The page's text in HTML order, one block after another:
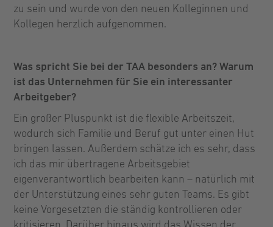
zu sein und wurde von den neuen Kolleginnen und
Kollegen herzlich aufgenommen.
Was spricht Sie bei der TAA besonders an? Warum
ist das Unternehmen für Sie ein interessanter
Arbeitgeber?
Ein großer Pluspunkt ist die flexible Arbeitszeit,
wodurch sich Familie und Beruf gut unter einen Hut
bringen lassen. Außerdem schätze ich es sehr, dass
ich das mir übertragene Arbeitsgebiet
eigenverantwortlich bearbeiten kann – natürlich mit
der Unterstützung eines sehr guten Teams. Es gibt
keine Vorgesetzten die ständig kontrollieren oder